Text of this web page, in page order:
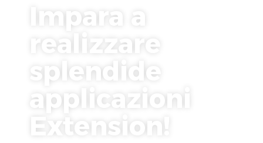
Impara a
realizzare
splendide
applicazioni
Extension!